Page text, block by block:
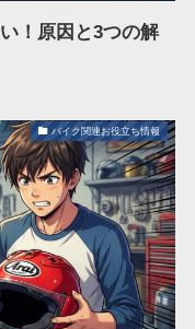
！原因と3つの解
バイク関連お役立ち情報